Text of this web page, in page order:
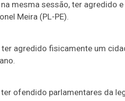
mesma sessão, ter agredido
Meira (PL-PE).
ter agredido fisicamente um
ofendido parlamentares da